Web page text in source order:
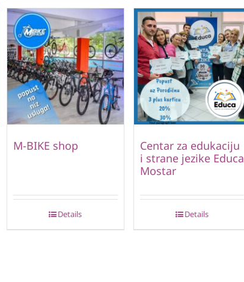
M-BIKE shop
Details
Centar za edukaciju
i strane jezike Educa
Mostar
Details